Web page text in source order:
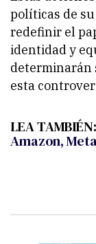
políticas de
redefinir el
identidad y
determinarán
esta
LEA TAMBIÉN:
Amazon,